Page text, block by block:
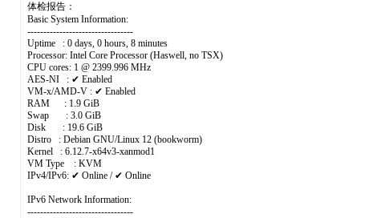
体检报告：
Basic System Information:
---------------------------------
Uptime : 0 days, 0 hours, 8 minutes
Processor: Intel Core Processor (Haswell, no TSX)
CPU cores: 1 @ 2399.996 MHz
AES-NI : ✔ Enabled
VM-x/AMD-V : ✔ Enabled
RAM : 1.9 GiB
Swap : 3.0 GiB
Disk : 19.6 GiB
Distro : Debian GNU/Linux 12 (bookworm)
Kernel : 6.12.7-x64v3-xanmod1
VM Type : KVM
IPv4/IPv6: ✔ Online / ✔ Online
IPv6 Network Information:
---------------------------------